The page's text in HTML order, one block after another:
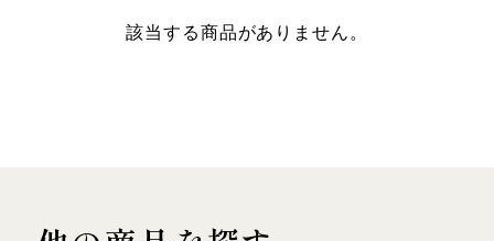
該当する商品がありません。